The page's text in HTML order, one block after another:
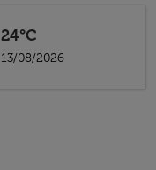
24°C
13/08/2026